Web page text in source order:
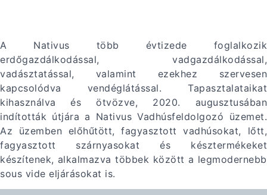
A Nativus több évtizede foglalkozik
erdőgazdálkodással, vadgazdálkodással,
vadásztatással, valamint ezekhez szervesen
kapcsolódva vendéglátással. Tapasztalataikat
kihasználva és ötvözve, 2020. augusztusában
indították útjára a Nativus Vadhúsfeldolgozó üzemet.
Az üzemben előhűtött, fagyasztott vadhúsokat, lőtt,
fagyasztott szárnyasokat és késztermékeket
készítenek, alkalmazva többek között a legmodernebb
sous vide eljárásokat is.